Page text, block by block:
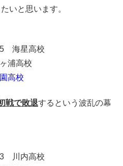
いと思います。
海星高校
浦高校
高校
戦で敗退するという波乱の幕
川内高校